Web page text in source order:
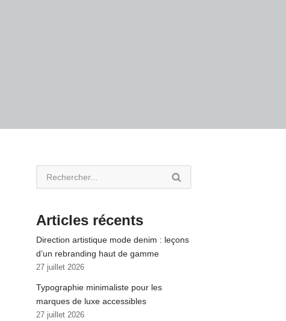
Articles récents
Direction artistique mode denim : leçons
d’un rebranding haut de gamme
27 juillet 2026
Typographie minimaliste pour les
marques de luxe accessibles
27 juillet 2026